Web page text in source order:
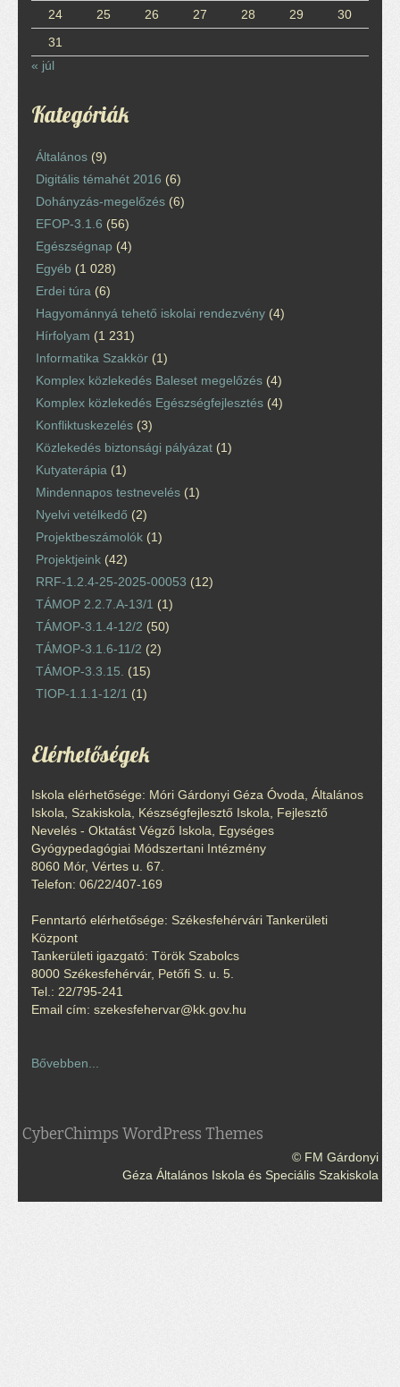
24
25 26 27 28 29
30
31
« júl
Kategóriák
Általános (9)
Digitális témahét 2016 (6)
Dohányzás-megelőzés (6)
EFOP-3.1.6 (56)
Egészségnap (4)
Egyéb (1 028)
Erdei túra (6)
Hagyománnyá tehető iskolai rendezvény (4)
Hírfolyam (1 231)
Informatika Szakkör (1)
Komplex közlekedés Baleset megelőzés (4)
Komplex közlekedés Egészségfejlesztés (4)
Konfliktuskezelés (3)
Közlekedés biztonsági pályázat (1)
Kutyaterápia (1)
Mindennapos testnevelés (1)
Nyelvi vetélkedő (2)
Projektbeszámolók (1)
Projektjeink (42)
RRF-1.2.4-25-2025-00053 (12)
TÁMOP 2.2.7.A-13/1 (1)
TÁMOP-3.1.4-12/2 (50)
TÁMOP-3.1.6-11/2 (2)
TÁMOP-3.3.15.
(15)
TIOP-1.1.1-12/1 (1)
Elérhetőségek
Iskola elérhetősége: Móri Gárdonyi Géza Óvoda, Általános
Iskola, Szakiskola, Készségfejlesztő Iskola, Fejlesztő
Nevelés - Oktatást Végző Iskola, Egységes
Gyógypedagógiai Módszertani Intézmény
8060 Mór, Vértes u. 67.
Telefon: 06/22/407-169
Fenntartó elérhetősége: Székesfehérvári Tankerületi
Központ
Tankerületi igazgató: Török Szabolcs
8000 Székesfehérvár, Petőfi S. u. 5.
Tel.: 22/795-241
Email cím: szekesfehervar@kk.gov.hu
Bővebben...
CyberChimps WordPress Themes
© FM Gárdonyi
Géza Általános Iskola és Speciális Szakiskola